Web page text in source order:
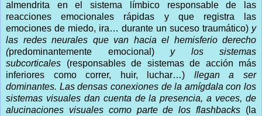
almendrita en el sistema límbico responsable de las
reacciones emocionales rápidas y que registra las
emociones de miedo, ira… durante un suceso traumático) y
las redes neurales que van hacia el hemisferio derecho
(predominantemente emocional)y los sistemas
subcorticales (responsables de sistemas de acción más
inferiores como correr, huir, luchar…) llegan a ser
dominantes. Las densas conexiones de la amígdala con los
sistemas visuales dan cuenta de la presencia, a veces, de
alucinaciones visuales como parte de los flashbacks (la